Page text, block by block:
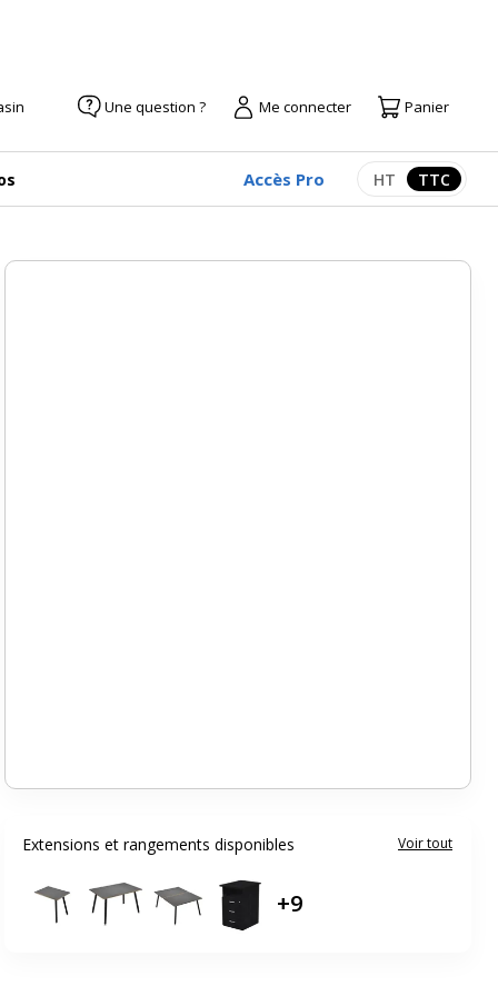
Une question ? Me connecter Panier
Accès Pro Afficher les
HT TTC
Extensions et rangements disponibles Voir tout
+9